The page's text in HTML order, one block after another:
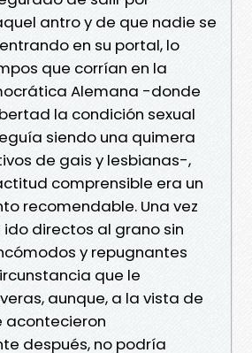
antro y de que nadie se
en su portal, lo
que corrían en la
Alemana -donde
la condición sexual
siendo una quimera
de gais y lesbianas-,
comprensible era un
recomendable. Una vez
directos al grano sin
y repugnantes
que le
aunque, a la vista de
acontecieron
después, no podría